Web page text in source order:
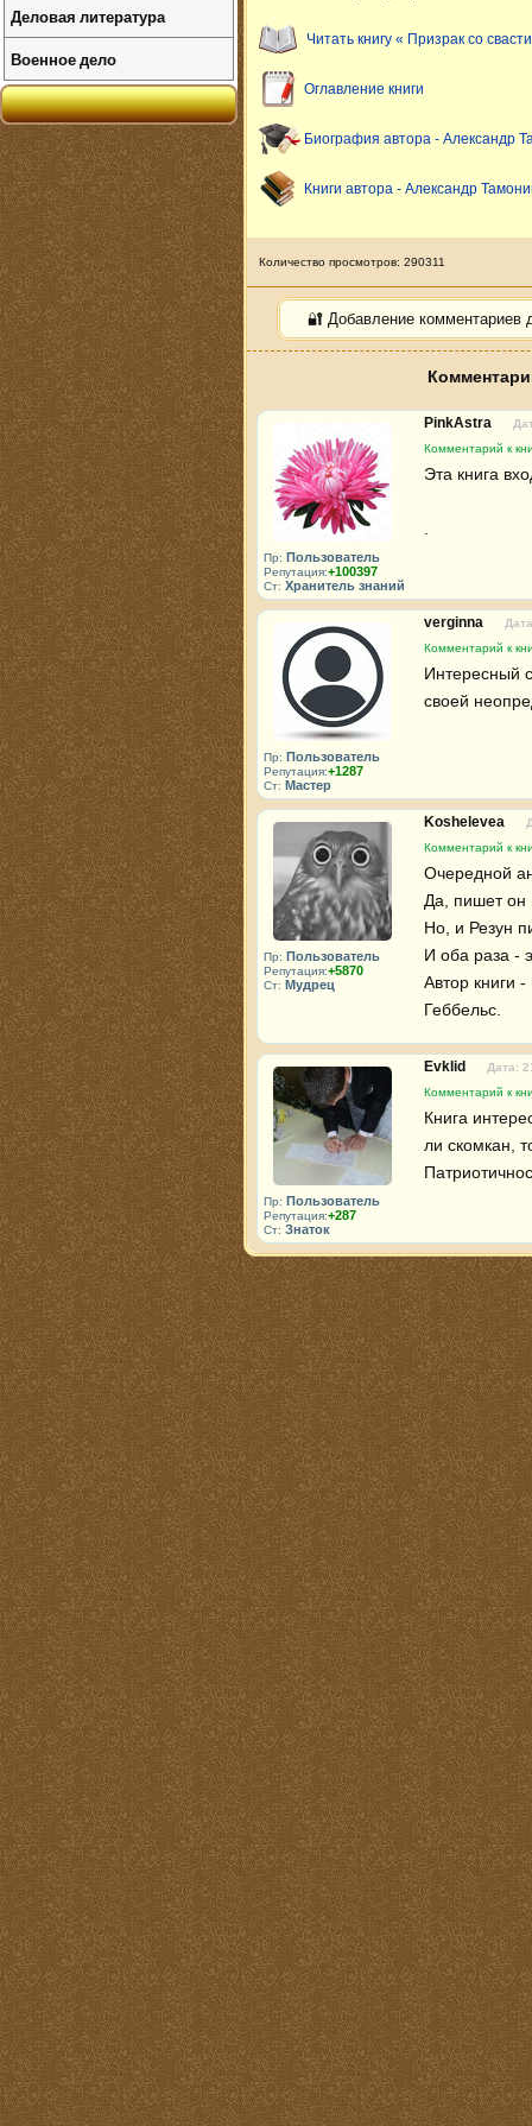
Читать книгу « Призрак со
Оглавление книги
Биография автора - Александр
Книги автора - Александр
Количество просмотров: 290311
🔐 Добавление комментариев
Пр: Пользователь
Репутация:+100397
Ст: Хранитель знаний
PinkAstra
Комментарий к
Эта книга
Пр: Пользователь
Репутация:+1287
Ст: Мастер
verginna
Комментарий к
Интересный
своей
Пр: Пользователь
Репутация:+5870
Ст: Мудрец
Koshelevea
Комментарий к
Очередной
Да, пишет он
Но, и Резун
И оба раза -
Автор книги
Геббельс.
Пр: Пользователь
Репутация:+287
Ст: Знаток
Evklid
Дата:
Комментарий к
Книга
ли скомкан,
Деловая литература
Военное дело